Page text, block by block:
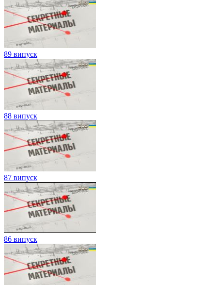
89 випуск
88 випуск
87 випуск
86 випуск